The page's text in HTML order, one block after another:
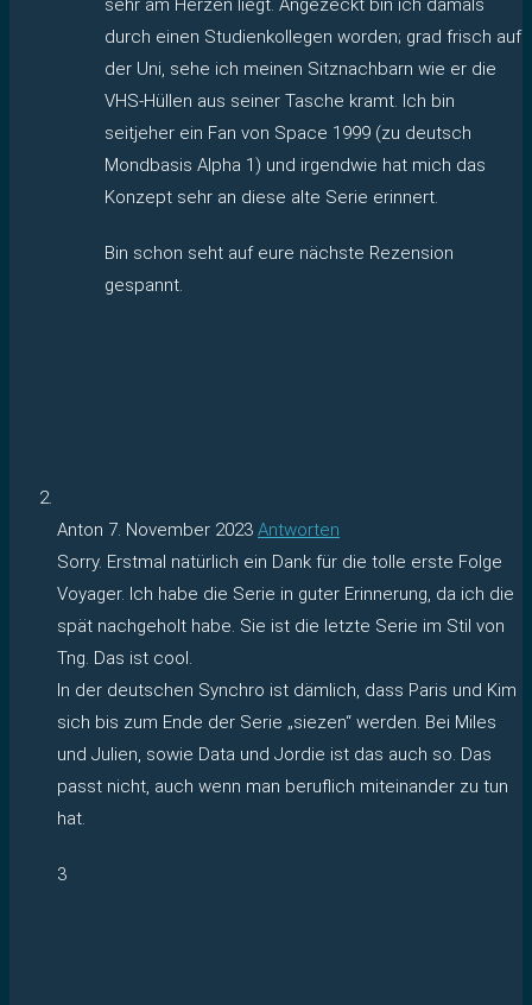
sehr am Herzen liegt. Angezeckt bin ich damals
durch einen Studienkollegen worden; grad frisch auf
der Uni, sehe ich meinen Sitznachbarn wie er die
VHS-Hüllen aus seiner Tasche kramt. Ich bin
seitjeher ein Fan von Space 1999 (zu deutsch
Mondbasis Alpha 1) und irgendwie hat mich das
Konzept sehr an diese alte Serie erinnert.
Bin schon seht auf eure nächste Rezension
gespannt.
Anton 7. November 2023 Antworten
Sorry. Erstmal natürlich ein Dank für die tolle erste Folge
Voyager. Ich habe die Serie in guter Erinnerung, da ich die
spät nachgeholt habe. Sie ist die letzte Serie im Stil von
Tng. Das ist cool.
In der deutschen Synchro ist dämlich, dass Paris und Kim
sich bis zum Ende der Serie „siezen“ werden. Bei Miles
und Julien, sowie Data und Jordie ist das auch so. Das
passt nicht, auch wenn man beruflich miteinander zu tun
hat.
3